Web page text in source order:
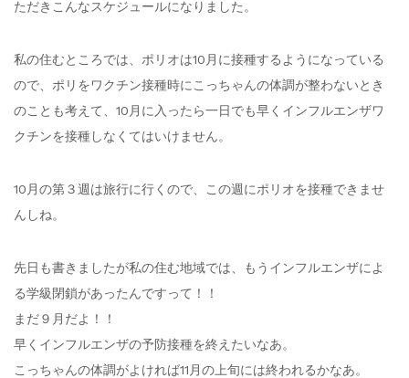
ただきこんなスケジュールになりました。
私の住むところでは、ポリオは10月に接種するようになっている
ので、ポリをワクチン接種時にこっちゃんの体調が整わないとき
のことも考えて、10月に入ったら一日でも早くインフルエンザワ
クチンを接種しなくてはいけません。
10月の第３週は旅行に行くので、この週にポリオを接種できませ
んしね。
先日も書きましたが私の住む地域では、もうインフルエンザによ
る学級閉鎖があったんですって！！
まだ９月だよ！！
早くインフルエンザの予防接種を終えたいなあ。
こっちゃんの体調がよければ11月の上旬には終われるかなあ。